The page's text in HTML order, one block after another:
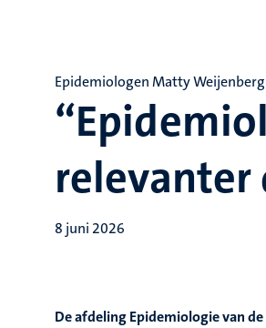
relevanter
Epidemiologen Matty
8 juni 2026
De afdeling Epidemiologie van